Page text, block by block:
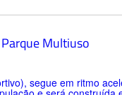
Multiuso
segue em ritmo